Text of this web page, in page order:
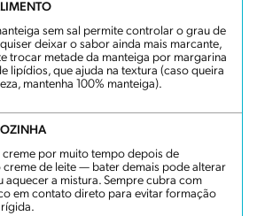
sem sal permite controlar o grau de
deixar o sabor ainda mais marcante,
trocar metade da manteiga por margarina
lipídios, que ajuda na textura (caso queira
mantenha 100% manteiga).
creme por muito tempo depois de
creme de leite — bater demais pode alterar
aquecer a mistura. Sempre cubra com
em contato direto para evitar formação